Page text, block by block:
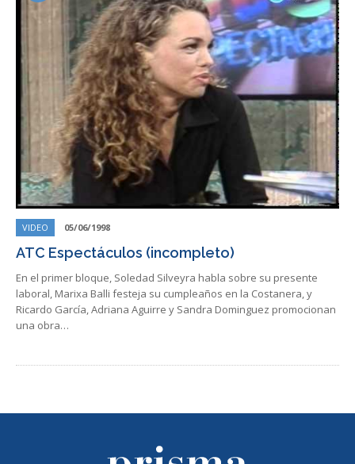
VIDEO 05/06/1998
ATC Espectáculos (incompleto)
En el primer bloque, Soledad Silveyra habla sobre su presente
laboral, Marixa Balli festeja su cumpleaños en la Costanera, y
Ricardo García, Adriana Aguirre y Sandra Dominguez promocionan
una obra…